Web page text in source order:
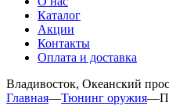
Каталог
Акции
Контакты
Оплата и доставка
Владивосток, Океанский
Главная—Тюнинг оружия—